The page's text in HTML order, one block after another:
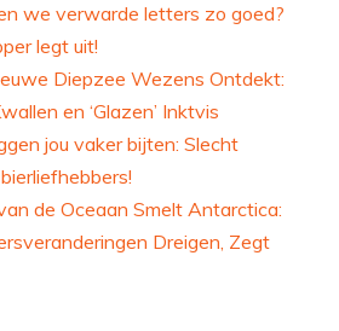
we verwarde letters zo goed?
legt uit!
Diepzee Wezens Ontdekt:
en ‘Glazen’ Inktvis
jou vaker bijten: Slecht
de Oceaan Smelt Antarctica:
Dreigen, Zegt